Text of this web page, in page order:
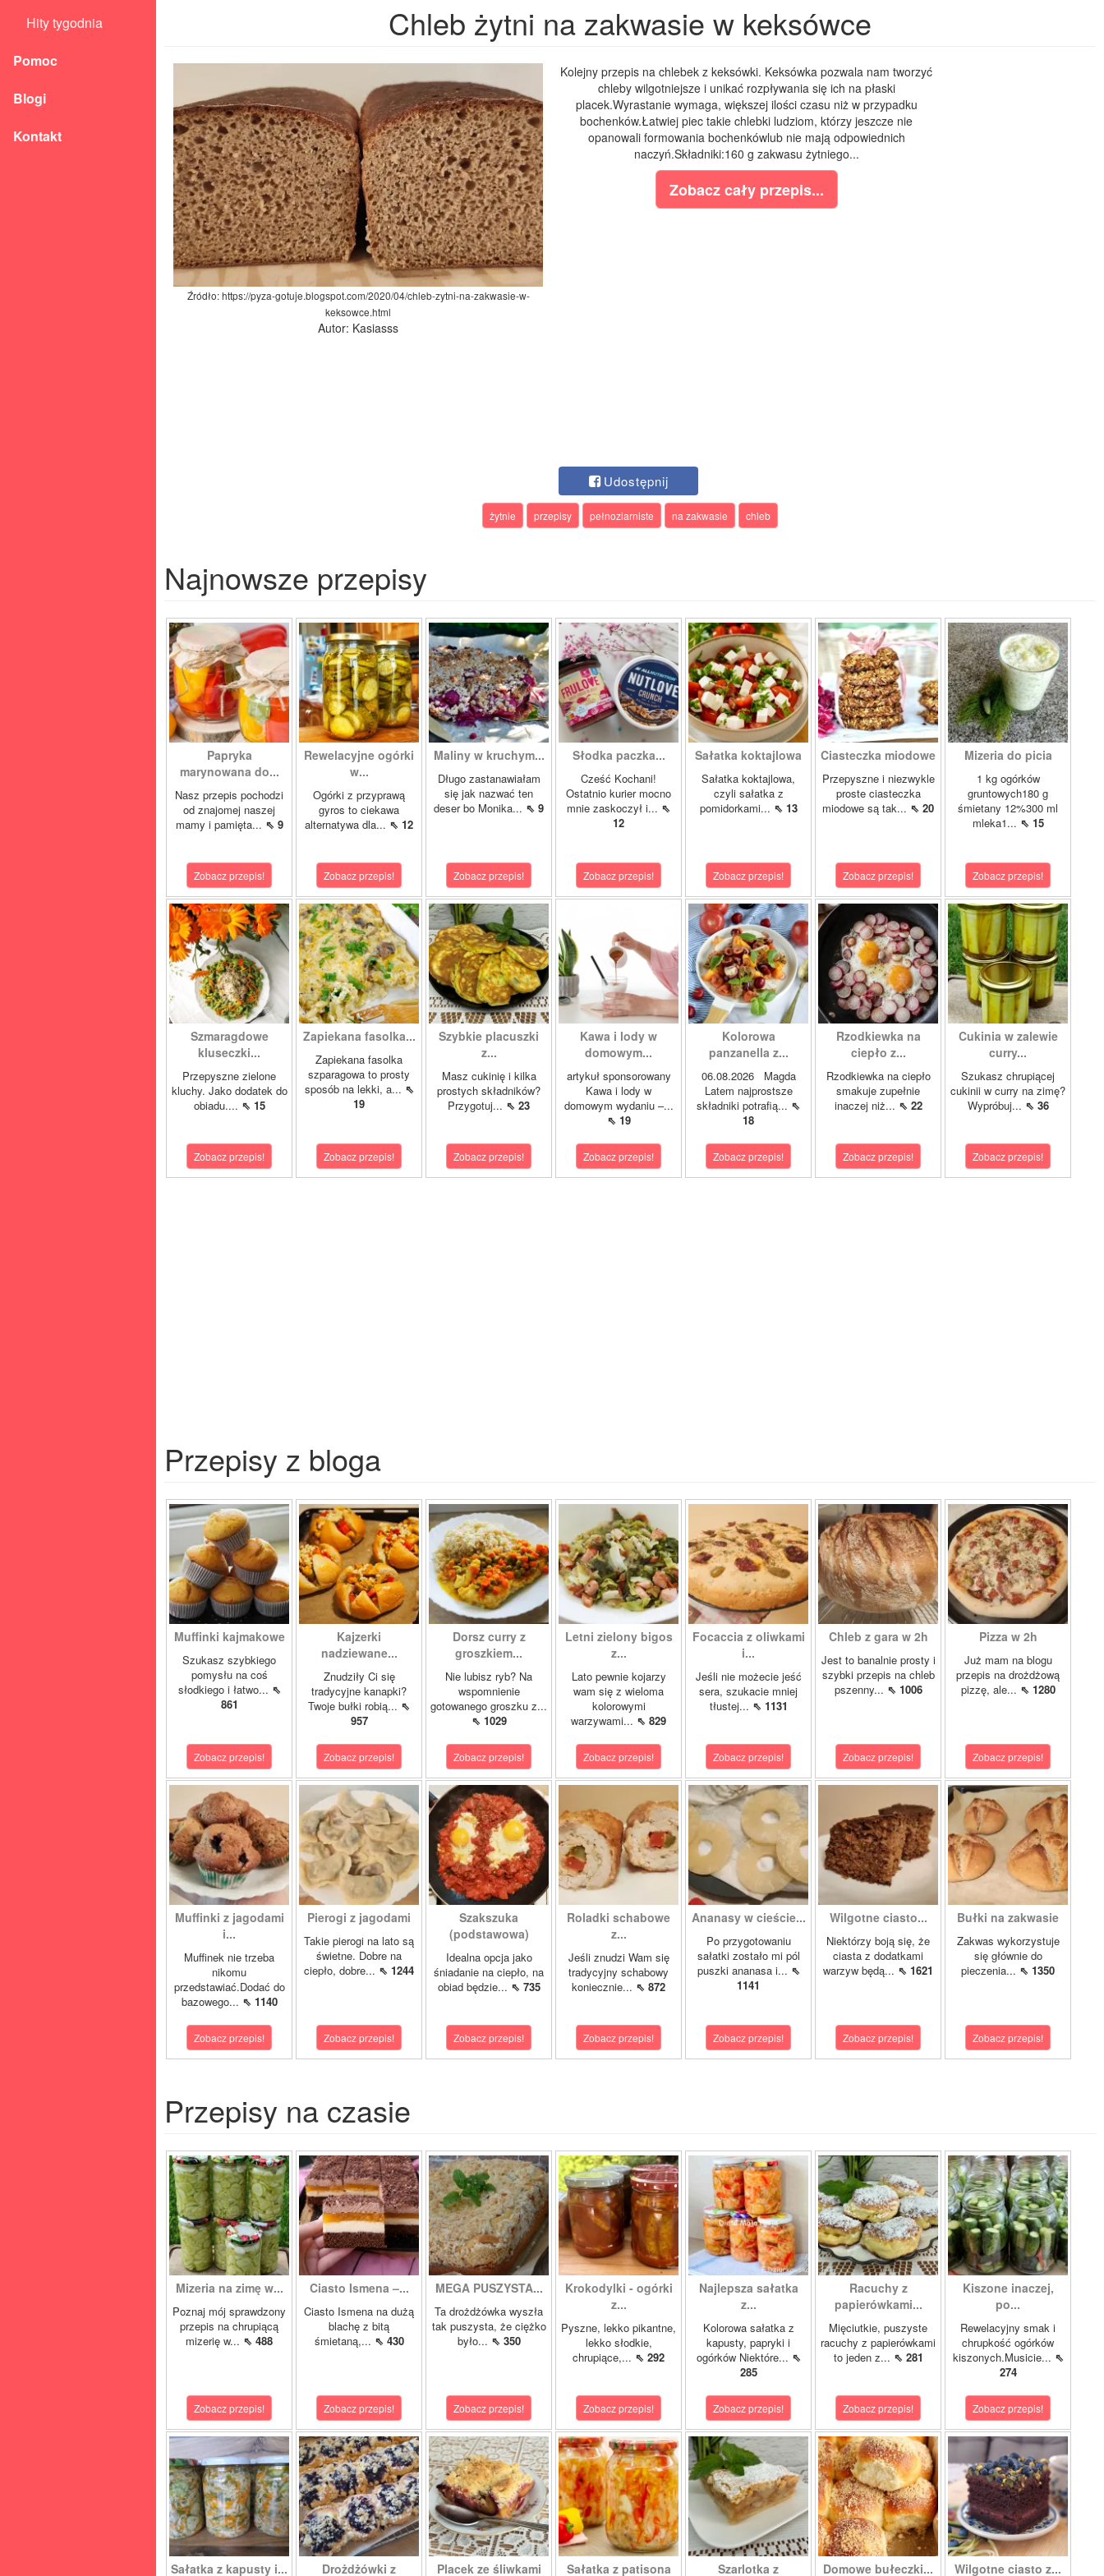
Hity tygodnia
Pomoc
Blogi
Kontakt
Chleb żytni na zakwasie w keksówce
Źródło: https://pyza-gotuje.blogspot.com/2020/04/chleb-zytni-na-zakwasie-w-
keksowce.html
Autor: Kasiasss
Kolejny przepis na chlebek z keksówki. Keksówka pozwala nam tworzyć
chleby wilgotniejsze i unikać rozpływania się ich na płaski
placek.Wyrastanie wymaga, większej ilości czasu niż w przypadku
bochenków.Łatwiej piec takie chlebki ludziom, którzy jeszcze nie
opanowali formowania bochenkówlub nie mają odpowiednich
naczyń.Składniki:160 g zakwasu żytniego...
Zobacz cały przepis...
Udostępnij
żytnie przepisy pełnoziarniste na zakwasie chleb
Najnowsze przepisy
Papryka
marynowana do...
Nasz przepis pochodzi
od znajomej naszej
mamy i pamięta... ⇖ 9
Zobacz przepis!
Rewelacyjne ogórki
w...
Ogórki z przyprawą
gyros to ciekawa
alternatywa dla... ⇖ 12
Zobacz przepis!
Maliny w kruchym...
Długo zastanawiałam
się jak nazwać ten
deser bo Monika... ⇖ 9
Zobacz przepis!
Słodka paczka...
Cześć Kochani!
Ostatnio kurier mocno
mnie zaskoczył i... ⇖
12
Zobacz przepis!
Sałatka koktajlowa
Sałatka koktajlowa,
czyli sałatka z
pomidorkami... ⇖ 13
Zobacz przepis!
Ciasteczka miodowe
Przepyszne i niezwykle
proste ciasteczka
miodowe są tak... ⇖ 20
Zobacz przepis!
Mizeria do picia
1 kg ogórków
gruntowych180 g
śmietany 12%300 ml
mleka1... ⇖ 15
Zobacz przepis!
Szmaragdowe
kluseczki...
Przepyszne zielone
kluchy. Jako dodatek do
obiadu.... ⇖ 15
Zobacz przepis!
Zapiekana fasolka...
Zapiekana fasolka
szparagowa to prosty
sposób na lekki, a... ⇖
19
Zobacz przepis!
Szybkie placuszki
z...
Masz cukinię i kilka
prostych składników?
Przygotuj... ⇖ 23
Zobacz przepis!
Kawa i lody w
domowym...
artykuł sponsorowany
Kawa i lody w
domowym wydaniu –...
⇖ 19
Zobacz przepis!
Kolorowa
panzanella z...
06.08.2026 Magda
Latem najprostsze
składniki potrafią... ⇖
18
Zobacz przepis!
Rzodkiewka na
ciepło z...
Rzodkiewka na ciepło
smakuje zupełnie
inaczej niż... ⇖ 22
Zobacz przepis!
Cukinia w zalewie
curry...
Szukasz chrupiącej
cukinii w curry na zimę?
Wypróbuj... ⇖ 36
Zobacz przepis!
Przepisy z bloga
Muffinki kajmakowe
Szukasz szybkiego
pomysłu na coś
słodkiego i łatwo... ⇖
861
Zobacz przepis!
Kajzerki
nadziewane...
Znudziły Ci się
tradycyjne kanapki?
Twoje bułki robią... ⇖
957
Zobacz przepis!
Dorsz curry z
groszkiem...
Nie lubisz ryb? Na
wspomnienie
gotowanego groszku z...
⇖ 1029
Zobacz przepis!
Letni zielony bigos
z...
Lato pewnie kojarzy
wam się z wieloma
kolorowymi
warzywami... ⇖ 829
Zobacz przepis!
Focaccia z oliwkami
i...
Jeśli nie możecie jeść
sera, szukacie mniej
tłustej... ⇖ 1131
Zobacz przepis!
Chleb z gara w 2h
Jest to banalnie prosty i
szybki przepis na chleb
pszenny... ⇖ 1006
Zobacz przepis!
Pizza w 2h
Już mam na blogu
przepis na drożdżową
pizzę, ale... ⇖ 1280
Zobacz przepis!
Muffinki z jagodami
i...
Muffinek nie trzeba
nikomu
przedstawiać.Dodać do
bazowego... ⇖ 1140
Zobacz przepis!
Pierogi z jagodami
Takie pierogi na lato są
świetne. Dobre na
ciepło, dobre... ⇖ 1244
Zobacz przepis!
Szakszuka
(podstawowa)
Idealna opcja jako
śniadanie na ciepło, na
obiad będzie... ⇖ 735
Zobacz przepis!
Roladki schabowe
z...
Jeśli znudzi Wam się
tradycyjny schabowy
koniecznie... ⇖ 872
Zobacz przepis!
Ananasy w cieście...
Po przygotowaniu
sałatki zostało mi pól
puszki ananasa i... ⇖
1141
Zobacz przepis!
Wilgotne ciasto...
Niektórzy boją się, że
ciasta z dodatkami
warzyw będą... ⇖ 1621
Zobacz przepis!
Bułki na zakwasie
Zakwas wykorzystuje
się głównie do
pieczenia... ⇖ 1350
Zobacz przepis!
Przepisy na czasie
Mizeria na zimę w...
Poznaj mój sprawdzony
przepis na chrupiącą
mizerię w... ⇖ 488
Zobacz przepis!
Ciasto Ismena –...
Ciasto Ismena na dużą
blachę z bitą
śmietaną,... ⇖ 430
Zobacz przepis!
MEGA PUSZYSTA...
Ta drożdżówka wyszła
tak puszysta, że ciężko
było... ⇖ 350
Zobacz przepis!
Krokodylki - ogórki
z...
Pyszne, lekko pikantne,
lekko słodkie,
chrupiące,... ⇖ 292
Zobacz przepis!
Najlepsza sałatka
z...
Kolorowa sałatka z
kapusty, papryki i
ogórków Niektóre... ⇖
285
Zobacz przepis!
Racuchy z
papierówkami...
Mięciutkie, puszyste
racuchy z papierówkami
to jeden z... ⇖ 281
Zobacz przepis!
Kiszone inaczej,
po...
Rewelacyjny smak i
chrupkość ogórków
kiszonych.Musicie... ⇖
274
Zobacz przepis!
Sałatka z kapusty i... Drożdżówki z Placek ze śliwkami Sałatka z patisona Szarlotka z Domowe bułeczki... Wilgotne ciasto z...